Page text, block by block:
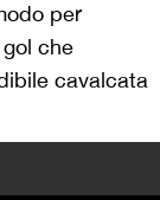
per
che
cavalcata